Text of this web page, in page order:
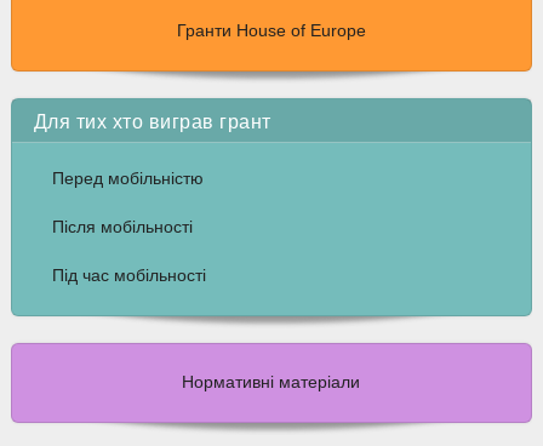
Гранти House of Europe
Для тих хто виграв грант
Перед мобільністю
Після мобільності
Під час мобільності
Нормативні матеріали